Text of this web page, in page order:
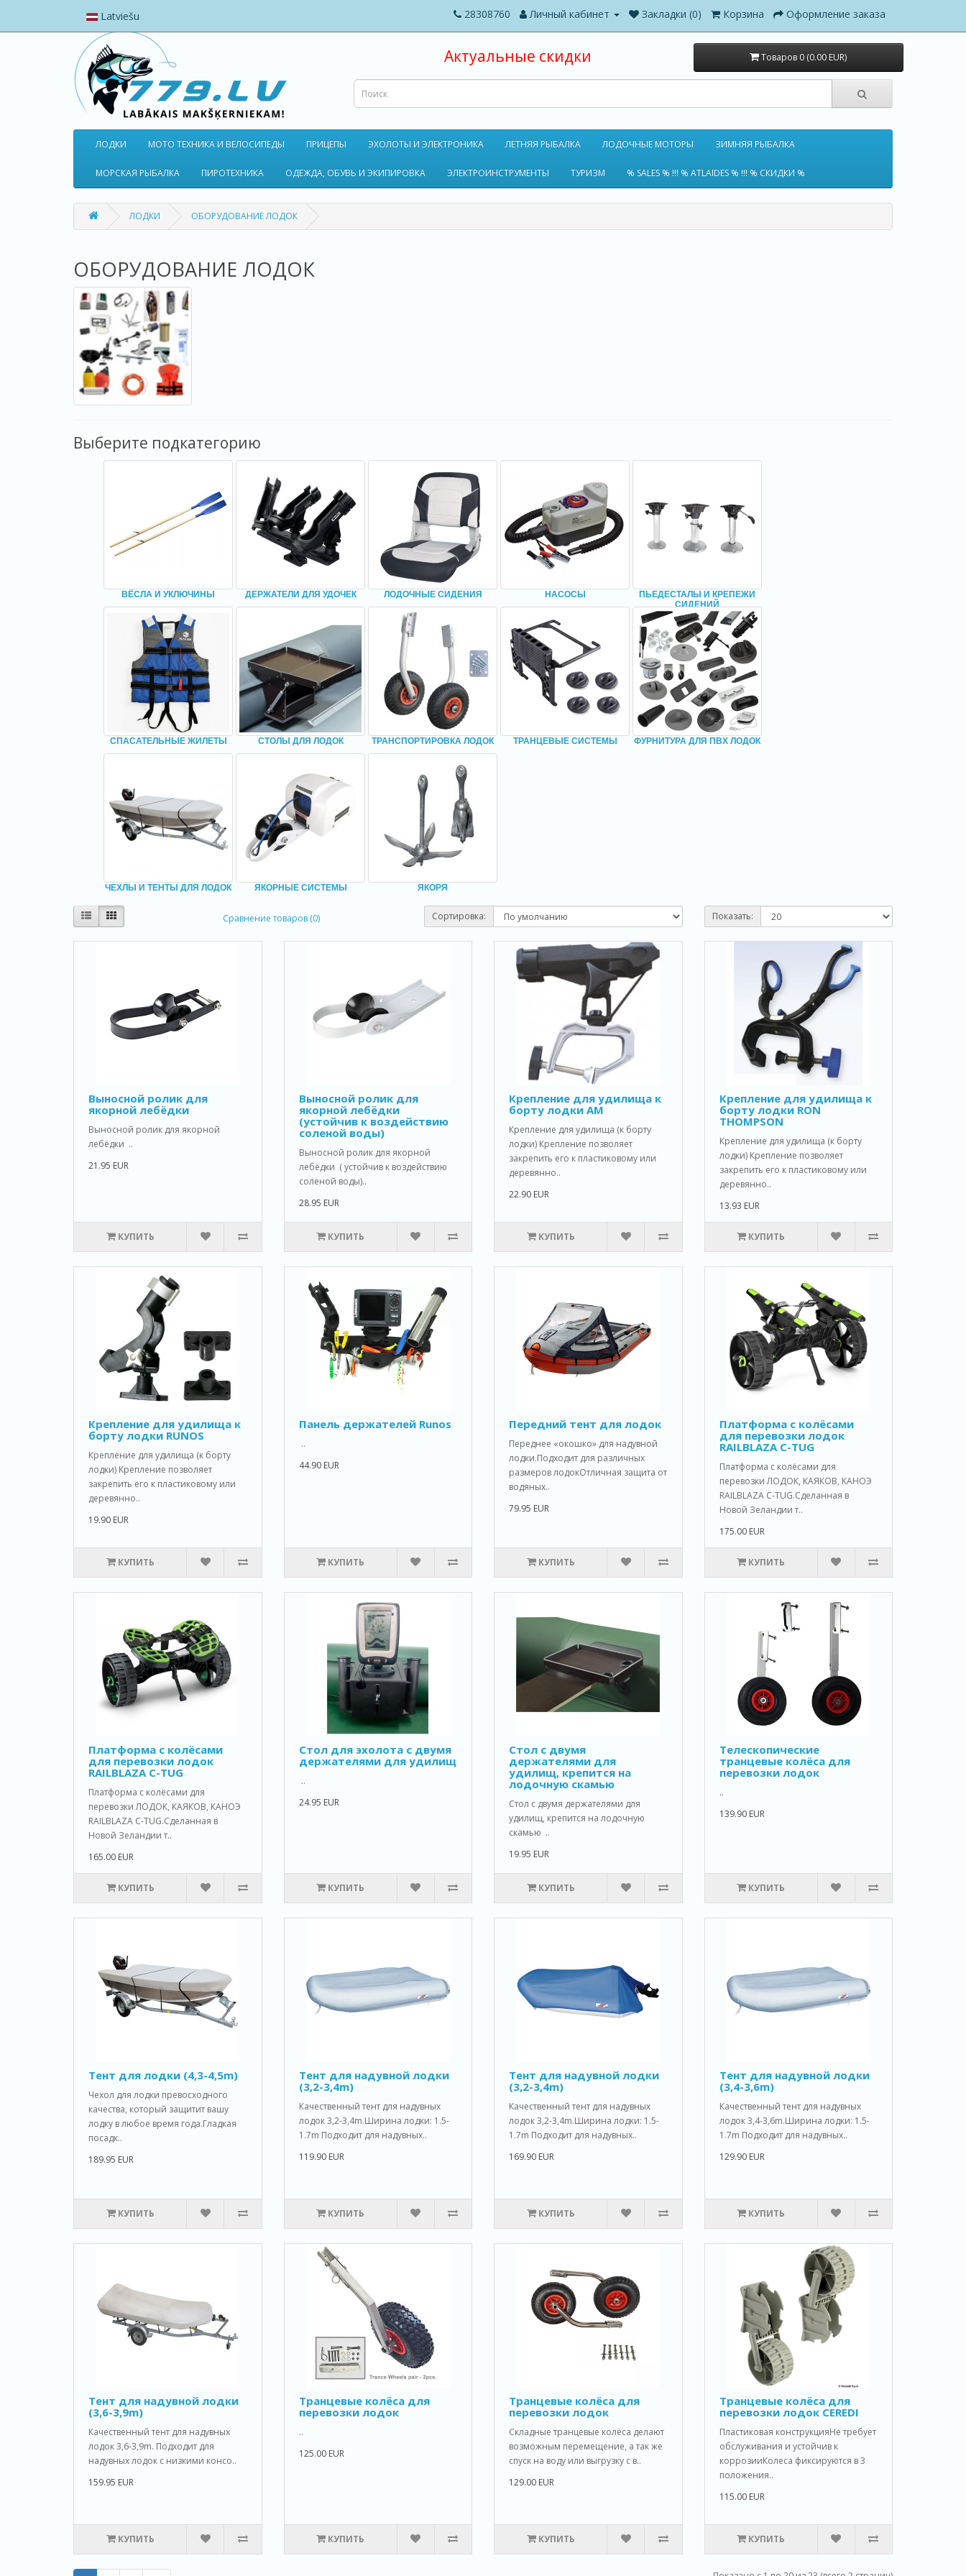
Latviešu 28308760 Личный кабинет Закладки (0) Корзина Оформление заказа
Актуальные скидки Товаров 0 (0.00 EUR)
ЛОДКИ МОТО ТЕХНИКА И ВЕЛОСИПЕДЫ ПРИЦЕПЫ ЭХОЛОТЫ И ЭЛЕКТРОНИКА ЛЕТНЯЯ РЫБАЛКА ЛОДОЧНЫЕ МОТОРЫ ЗИМНЯЯ РЫБАЛКА
МОРСКАЯ РЫБАЛКА ПИРОТЕХНИКА ОДЕЖДА, ОБУВЬ И ЭКИПИРОВКА ЭЛЕКТРОИНСТРУМЕНТЫ ТУРИЗМ % SALES % !!! % ATLAIDES % !!! % СКИДКИ %
ЛОДКИ ОБОРУДОВАНИЕ ЛОДОК
ОБОРУДОВАНИЕ ЛОДОК
Выберите подкатегорию
ВЁСЛА И УКЛЮЧИНЫ ДЕРЖАТЕЛИ ДЛЯ УДОЧЕК ЛОДОЧНЫЕ СИДЕНИЯ НАСОСЫ
ПЬЕДЕСТАЛЫ И КРЕПЕЖИ
СИДЕНИЙ
СПАСАТЕЛЬНЫЕ ЖИЛЕТЫ СТОЛЫ ДЛЯ ЛОДОК ТРАНСПОРТИРОВКА ЛОДОК ТРАНЦЕВЫЕ СИСТЕМЫ ФУРНИТУРА ДЛЯ ПВХ ЛОДОК
ЧЕХЛЫ И ТЕНТЫ ДЛЯ ЛОДОК ЯКОРНЫЕ СИСТЕМЫ ЯКОРЯ
Сравнение товаров (0) Сортировка: Показать:
Выносной ролик для
якорной лебёдки
Выносной ролик для якорной
лебёдки ..
21.95 EUR
КУПИТЬ
Выносной ролик для
якорной лебёдки
(устойчив к воздействию
соленой воды)
Выносной ролик для якорной
лебёдки ( устойчив к воздействию
соленой воды)..
28.95 EUR
КУПИТЬ
Крепление для удилища к
борту лодки AM
Крепление для удилища (к борту
лодки) Крепление позволяет
закрепить его к пластиковому или
деревянно..
22.90 EUR
КУПИТЬ
Крепление для удилища к
борту лодки RON
THOMPSON
Крепление для удилища (к борту
лодки) Крепление позволяет
закрепить его к пластиковому или
деревянно..
13.93 EUR
КУПИТЬ
Крепление для удилища к
борту лодки RUNOS
Крепление для удилища (к борту
лодки) Крепление позволяет
закрепить его к пластиковому или
деревянно..
19.90 EUR
КУПИТЬ
Панель держателей Runos
..
44.90 EUR
КУПИТЬ
Передний тент для лодок
Переднее «окошко» для надувной
лодки.Подходит для различных
размеров лодокОтличная защита от
водяных..
79.95 EUR
КУПИТЬ
Платформа с колёсами
для перевозки лодок
RAILBLAZA C-TUG
Платформа с колёсами для
перевозки ЛОДОК, КАЯКОВ, КАНОЭ
RAILBLAZA C-TUG.Сделанная в
Новой Зеландии т..
175.00 EUR
КУПИТЬ
Платформа с колёсами
для перевозки лодок
RAILBLAZA C-TUG
Платформа с колёсами для
перевозки ЛОДОК, КАЯКОВ, КАНОЭ
RAILBLAZA C-TUG.Сделанная в
Новой Зеландии т..
165.00 EUR
КУПИТЬ
Стол для эхолота с двумя
держателями для удилищ
..
24.95 EUR
КУПИТЬ
Стол с двумя
держателями для
удилищ, крепится на
лодочную скамью
Стол с двумя держателями для
удилищ, крепится на лодочную
скамью ..
19.95 EUR
КУПИТЬ
Телескопические
транцевые колёса для
перевозки лодок
..
139.90 EUR
КУПИТЬ
Тент для лодки (4,3-4,5m)
Чехол для лодки превосходного
качества, который защитит вашу
лодку в любое время года.Гладкая
посадк..
189.95 EUR
КУПИТЬ
Тент для надувной лодки
(3,2-3,4m)
Качественный тент для надувных
лодок 3,2-3,4m.Ширина лодки: 1.5-
1.7m Подходит для надувных..
119.90 EUR
КУПИТЬ
Тент для надувной лодки
(3,2-3,4m)
Качественный тент для надувных
лодок 3,2-3,4m.Ширина лодки: 1.5-
1.7m Подходит для надувных..
169.90 EUR
КУПИТЬ
Тент для надувной лодки
(3,4-3,6m)
Качественный тент для надувных
лодок 3,4-3,6m.Ширина лодки: 1.5-
1.7m Подходит для надувных..
129.90 EUR
КУПИТЬ
Тент для надувной лодки
(3,6-3,9m)
Качественный тент для надувных
лодок 3,6-3,9m. Подходит для
надувных лодок с низкими консо..
159.95 EUR
КУПИТЬ
Транцевые колёса для
перевозки лодок
..
125.00 EUR
КУПИТЬ
Транцевые колёса для
перевозки лодок
Складные транцевые колёса делают
возможным перемещение, а так же
спуск на воду или выгрузку с в..
129.00 EUR
КУПИТЬ
Транцевые колёса для
перевозки лодок CEREDI
Пластиковая конструкцияНе требует
обслуживания и устойчив к
коррозииКолеса фиксируются в 3
положения..
115.00 EUR
КУПИТЬ